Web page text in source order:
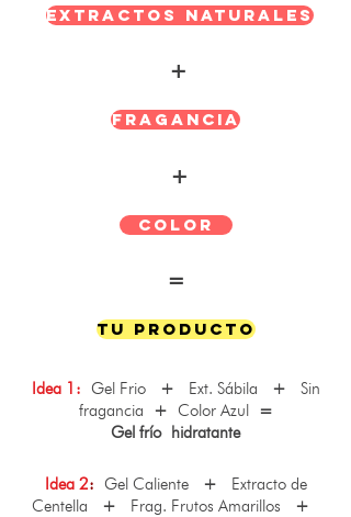
Extractos Naturales
+
Fragancia
+
Color
=
Tu Producto
Idea 1: Gel Frio + Ext. Sábila + Sin
fragancia + Color Azul =
Gel frío hidratante
Idea 2: Gel Caliente + Extracto de
Centella + Frag. Frutos Amarillos +